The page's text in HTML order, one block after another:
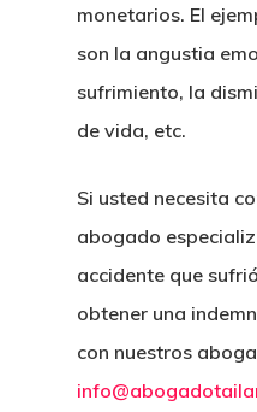
monetarios. El
son la angustia
sufrimiento, la
de vida, etc.
Si usted necesita
abogado
accidente que
obtener una
con nuestros